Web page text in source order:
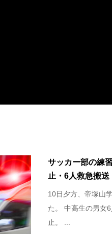
サッカー部の練
止・6人救急搬
10日夕方、帝塚山
た。 中高生の男女
止。 ...